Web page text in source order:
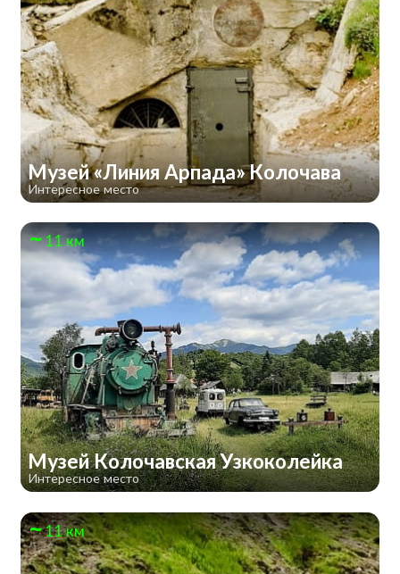
Музей «Линия Арпада» Колочава
Интересное место
11 км
Музей Колочавская Узкоколейка
Интересное место
11 км